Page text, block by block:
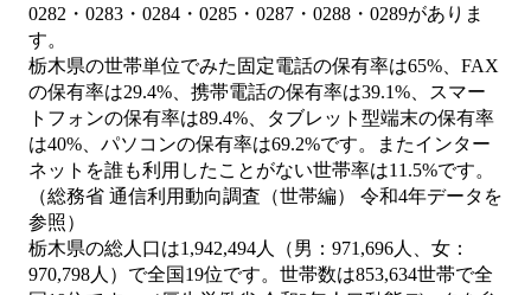
0282・0283・0284・0285・0287・0288・0289がありま
す。
栃木県の世帯単位でみた固定電話の保有率は65%、FAX
の保有率は29.4%、携帯電話の保有率は39.1%、スマー
トフォンの保有率は89.4%、タブレット型端末の保有率
は40%、パソコンの保有率は69.2%です。またインター
ネットを誰も利用したことがない世帯率は11.5%です。
（総務省 通信利用動向調査（世帯編） 令和4年データを
参照）
栃木県の総人口は1,942,494人（男：971,696人、女：
970,798人）で全国19位です。世帯数は853,634世帯で全